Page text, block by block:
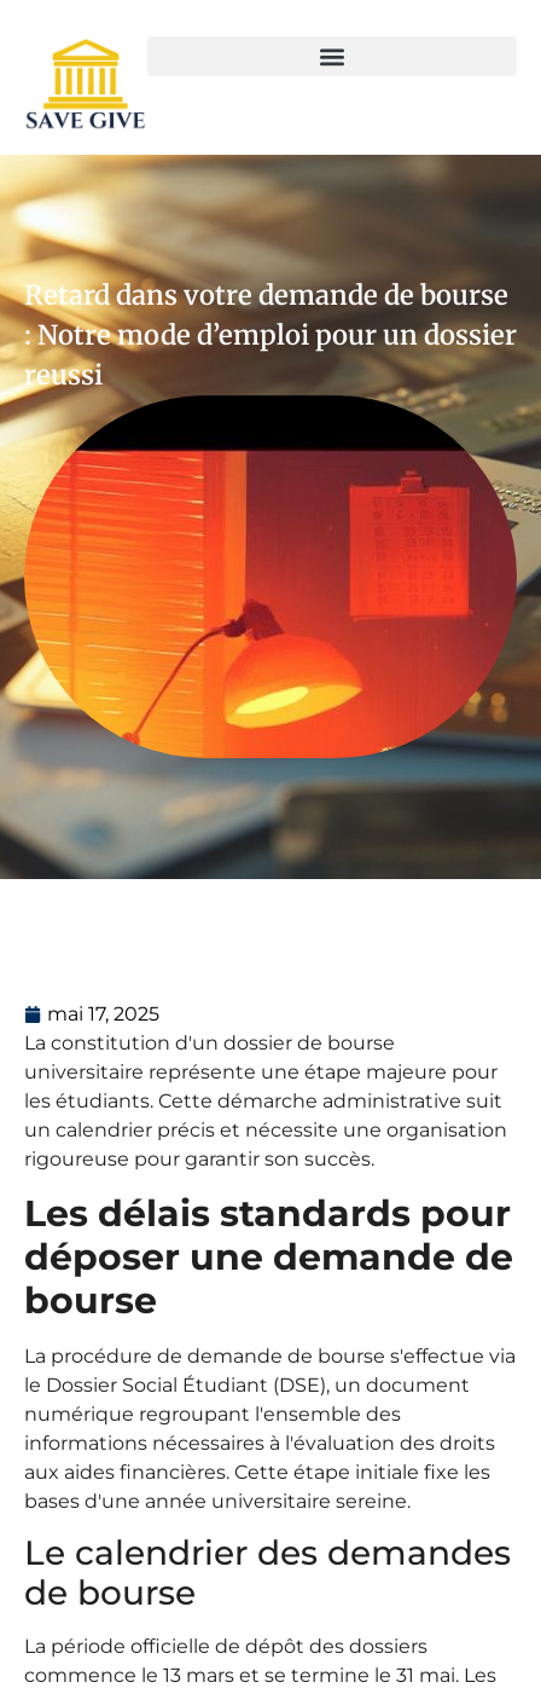
Retard dans votre demande de bourse
: Notre mode d’emploi pour un dossier
reussi
mai 17, 2025
La constitution d'un dossier de bourse
universitaire représente une étape majeure pour
les étudiants. Cette démarche administrative suit
un calendrier précis et nécessite une organisation
rigoureuse pour garantir son succès.
Les délais standards pour
déposer une demande de
bourse
La procédure de demande de bourse s'effectue via
le Dossier Social Étudiant (DSE), un document
numérique regroupant l'ensemble des
informations nécessaires à l'évaluation des droits
aux aides financières. Cette étape initiale fixe les
bases d'une année universitaire sereine.
Le calendrier des demandes
de bourse
La période officielle de dépôt des dossiers
commence le 13 mars et se termine le 31 mai. Les